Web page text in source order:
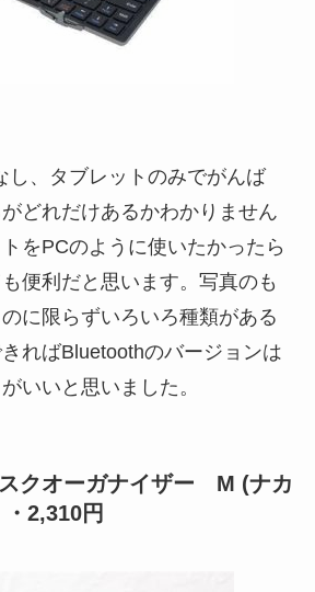
し、タブレットのみでがんば
どれだけあるかわかりません
をPCのように使いたかったら
便利だと思います。写真のも
に限らずいろいろ種類がある
ればBluetoothのバージョンは
いいと思いました。
クオーガナイザー M (ナカ
2,310円